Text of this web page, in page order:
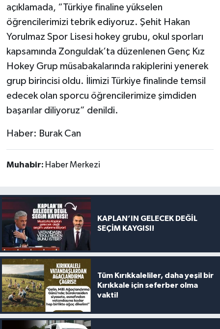
açıklamada, “Türkiye finaline yükselen
öğrencilerimizi tebrik ediyoruz. Şehit Hakan
Yorulmaz Spor Lisesi hokey grubu, okul sporları
kapsamında Zonguldak’ta düzenlenen Genç Kız
Hokey Grup müsabakalarında rakiplerini yenerek
grup birincisi oldu. İlimizi Türkiye finalinde temsil
edecek olan sporcu öğrencilerimize şimdiden
başarılar diliyoruz” denildi.
Haber: Burak Can
Muhabir: Haber Merkezi
KAPLAN’IN GELECEK DEĞİL
SEÇİM KAYGISI!
Tüm Kırıkkaleliler, daha yeşil bir
Kırıkkale için seferber olma
vakti!